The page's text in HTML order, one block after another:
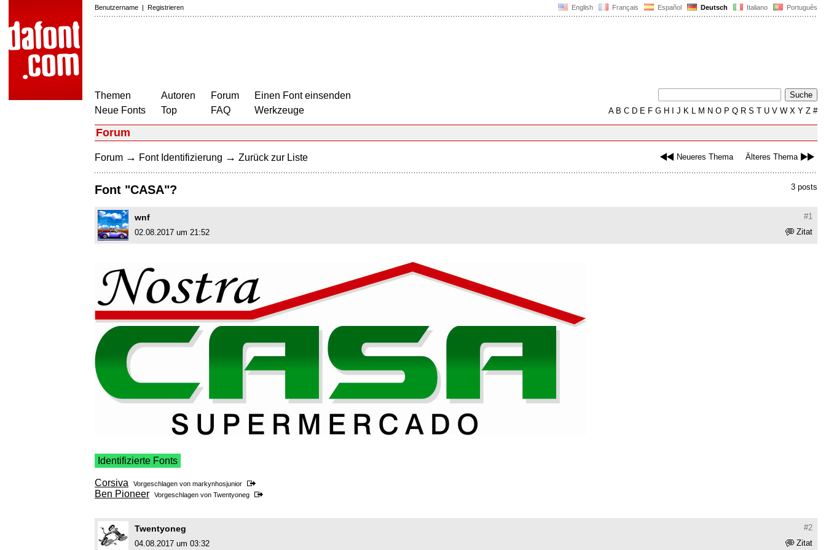
English Français Español Deutsch Italiano Português
Benutzername | Registrieren
Themen
Neue Fonts
Autoren
Top
Forum
FAQ
Einen Font einsenden
Werkzeuge
AB C D E F G H J K L M N O P Q R S T U V W X Y Z #
Forum
Neueres Thema Älteres Thema
Forum → Font Identifizierung → Zurück zur Liste
3 posts
Font "CASA"?
#1
wnf
Zitat
02.08.2017 um 21:52
Identifizierte Fonts
Corsiva Vorgeschlagen von markynhosjunior
Ben Pioneer Vorgeschlagen von Twentyoneg
#2
Twentyoneg
Zitat
04.08.2017 um 03:32